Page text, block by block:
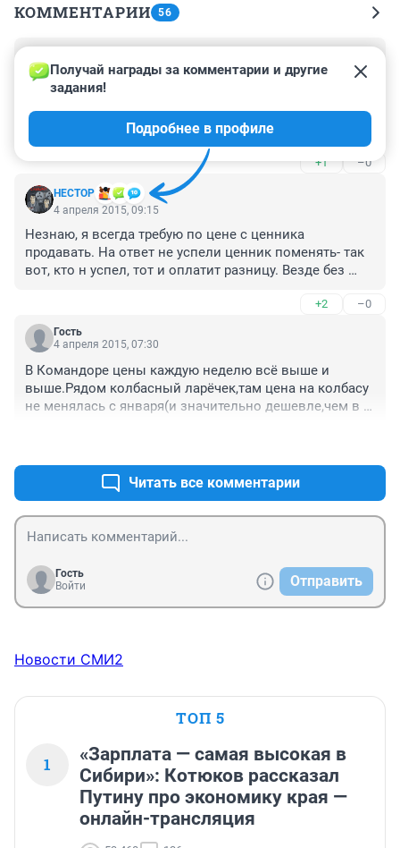
КОММЕНТАРИИ 56
5 апреля 2015, 02:59
Насчет накрутки цены не знаю, но магазин
"Командор" не логичен вообще. Виски 0.7 стоило 700
рублей , а 0.5 - 560 рублей , так вот стоит скидка стоит
на виски, тоесть цена 500 рублей , я конечно же взял
0.5 литров, на кассе стал стоить 560 рублей, я не
понял! потом оказалось что виски 0.7 стоит 500
рублей ! , не ну это вообще никакой математической
логике не поддается, тоесть чем больше бутылка, тем
дешевле, а чем меньше тем дороже, конечно же они
мне поменяли на больше, и взял ту которая 500
+1 –0
HECTOP
Получай награды за комментарии и другие
задания!
Подробнее в профиле
4 апреля 2015, 09:15
Незнаю, я всегда требую по цене с ценника
продавать. На ответ не успели ценник поменять- так
вот, кто н успел, тот и оплатит разницу. Везде без
+2 –0
Гость
4 апреля 2015, 07:30
В Командоре цены каждую неделю всё выше и
выше.Рядом колбасный ларёчек,там цена на колбасу
не менялась с января(и значительно дешевле,чем в
Читать все комментарии
Гость
Войти
Отправить
Новости СМИ2
ТОП 5
1
«Зарплата — самая высокая в
Сибири»: Котюков рассказал
Путину про экономику края —
онлайн-трансляция